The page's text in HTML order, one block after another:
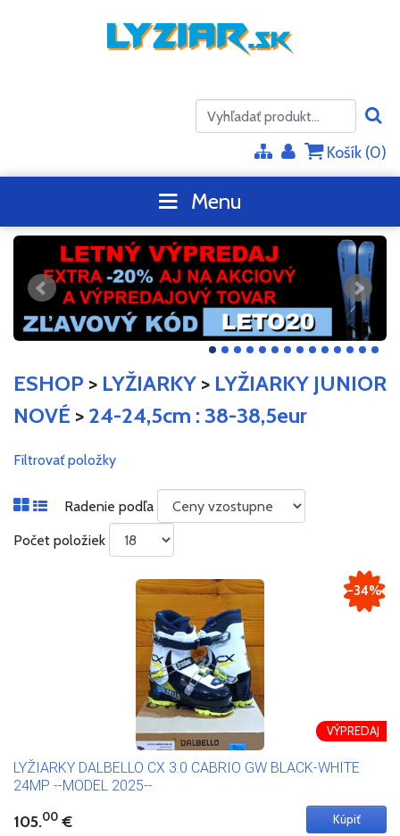
Košík (0)
Menu
ESHOP > LYŽIARKY > LYŽIARKY JUNIOR
NOVÉ > 24-24,5cm : 38-38,5eur
Filtrovať položky
Radenie podľa
Počet položiek
VÝPREDAJ
LYŽIARKY DALBELLO CX 3.0 CABRIO GW BLACK-WHITE
24MP --MODEL 2025--
105.00 €
-34%